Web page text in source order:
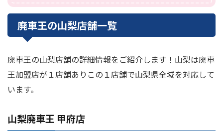
廃車王の山梨店舗一覧
廃車王の山梨店舗の詳細情報をご紹介します！山梨は廃車
王加盟店が１店舗ありこの１店舗で山梨県全域を対応して
います。
山梨廃車王 甲府店